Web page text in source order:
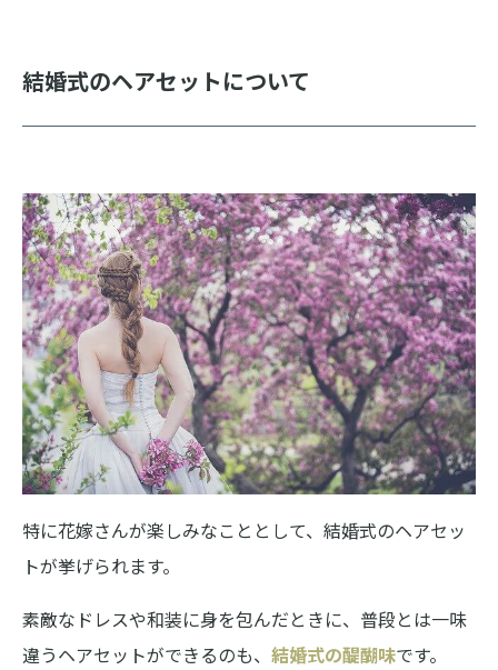
結婚式のヘアセットについて
特に花嫁さんが楽しみなこととして、結婚式のヘアセッ
トが挙げられます。
素敵なドレスや和装に身を包んだときに、普段とは一味
違うヘアセットができるのも、 結婚式の醍醐味です。